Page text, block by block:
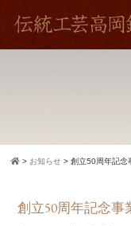
お知らせ 創立50周年記念
創立50周年記念